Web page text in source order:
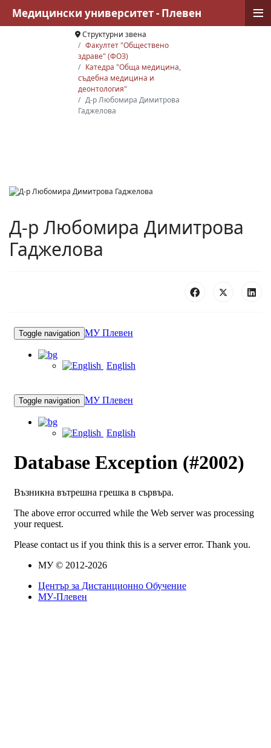
Структурни звена
Факултет "Обществено
здраве" (ФОЗ)
Катедра "Обща медицина,
съдебна медицина и
деонтология"
Д-р Любомира Димитрова
Гаджелова
Д-р Любомира Димитрова
Гаджелова
Медицински университет - Плевен ≡